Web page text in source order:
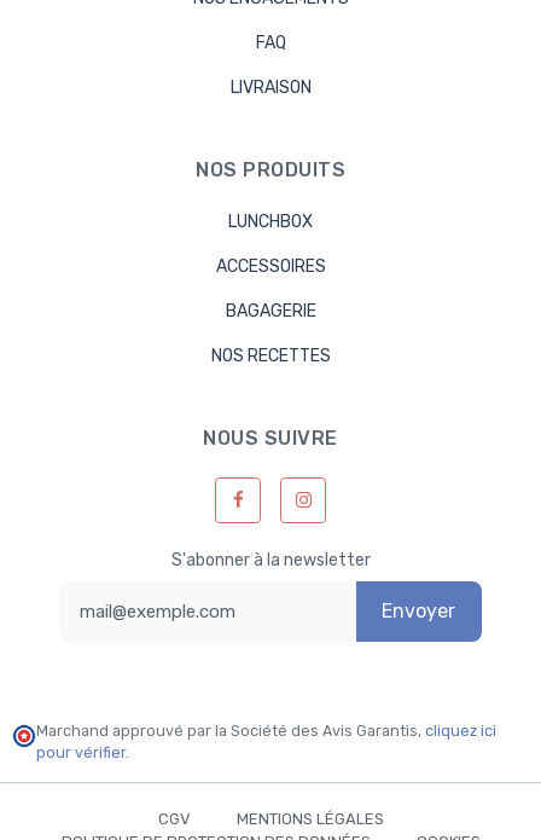
FAQ
LIVRAISON
NOS PRODUITS
LUNCHBOX
ACCESSOIRES
BAGAGERIE
NOS RECETTES
NOUS SUIVRE
S'abonner à la newsletter
Envoyer
Marchand approuvé par la Société des Avis Garantis, cliquez ici
pour vérifier.
CGV
MENTIONS LÉGALES